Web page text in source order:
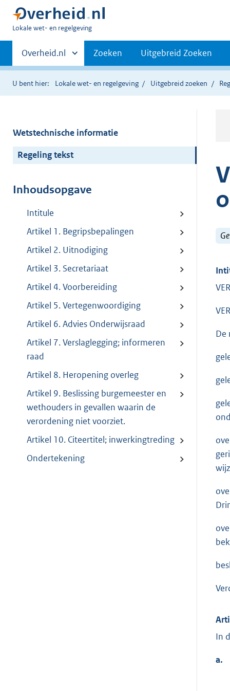
U
hier:
Lokale wet- en regelgeving
Primaire
navigatie
Andere
sites
binnen
Overheid.nl Zoeken Uitgebreid Zoeken
U bent hier: Lokale wet- en regelgeving Uitgebreid zoeken
Wetstechnische informatie
Regeling tekst
Inhoudsopgave
Intitule
Artikel 1. Begripsbepalingen
Artikel 2. Uitnodiging
Artikel 3. Secretariaat
Artikel 4. Voorbereiding
Artikel 5. Vertegenwoordiging
Artikel 6. Advies Onderwijsraad
Artikel 7. Verslaglegging; informeren
raad
Artikel 8. Heropening overleg
Artikel 9. Beslissing burgemeester en
wethouders in gevallen waarin de
verordening niet voorziet.
Artikel 10. Citeertitel; inwerkingtreding
Ondertekening
De
In
a.